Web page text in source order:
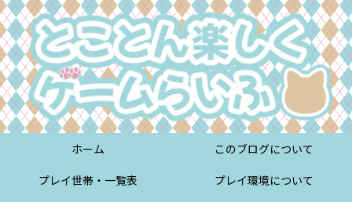
ホーム
このブログについて
プレイ世帯・一覧表
プレイ環境について